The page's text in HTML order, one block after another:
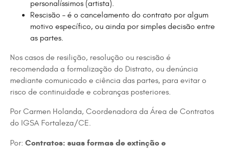
personalíssimos (artista).
Rescisão – é o cancelamento do contrato por algum
motivo específico, ou ainda por simples decisão entre
as partes.
Nos casos de resilição, resolução ou rescisão é
recomendada a formalização do Distrato, ou denúncia
mediante comunicado e ciência das partes, para evitar o
risco de continuidade e cobranças posteriores.
Por Carmen Holanda, Coordenadora da Área de Contratos
do IGSA Fortaleza/CE.
Por: Contratos: suas formas de extinção e